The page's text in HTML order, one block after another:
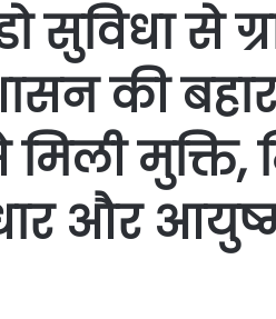
सुविधा से
की
मुक्ति,
और